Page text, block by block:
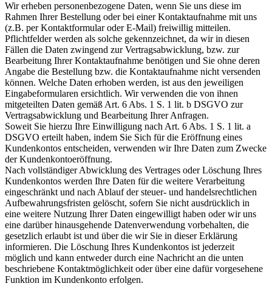
Wir erheben personenbezogene Daten, wenn Sie uns diese im
Rahmen Ihrer Bestellung oder bei einer Kontaktaufnahme mit uns
(z.B. per Kontaktformular oder E-Mail) freiwillig mitteilen.
Pflichtfelder werden als solche gekennzeichnet, da wir in diesen
Fällen die Daten zwingend zur Vertragsabwicklung, bzw. zur
Bearbeitung Ihrer Kontaktaufnahme benötigen und Sie ohne deren
Angabe die Bestellung bzw. die Kontaktaufnahme nicht versenden
können. Welche Daten erhoben werden, ist aus den jeweiligen
Eingabeformularen ersichtlich. Wir verwenden die von ihnen
mitgeteilten Daten gemäß Art. 6 Abs. 1 S. 1 lit. b DSGVO zur
Vertragsabwicklung und Bearbeitung Ihrer Anfragen.
Soweit Sie hierzu Ihre Einwilligung nach Art. 6 Abs. 1 S. 1 lit. a
DSGVO erteilt haben, indem Sie Sich für die Eröffnung eines
Kundenkontos entscheiden, verwenden wir Ihre Daten zum Zwecke
der Kundenkontoeröffnung.
Nach vollständiger Abwicklung des Vertrages oder Löschung Ihres
Kundenkontos werden Ihre Daten für die weitere Verarbeitung
eingeschränkt und nach Ablauf der steuer- und handelsrechtlichen
Aufbewahrungsfristen gelöscht, sofern Sie nicht ausdrücklich in
eine weitere Nutzung Ihrer Daten eingewilligt haben oder wir uns
eine darüber hinausgehende Datenverwendung vorbehalten, die
gesetzlich erlaubt ist und über die wir Sie in dieser Erklärung
informieren. Die Löschung Ihres Kundenkontos ist jederzeit
möglich und kann entweder durch eine Nachricht an die unten
beschriebene Kontaktmöglichkeit oder über eine dafür vorgesehene
Funktion im Kundenkonto erfolgen.